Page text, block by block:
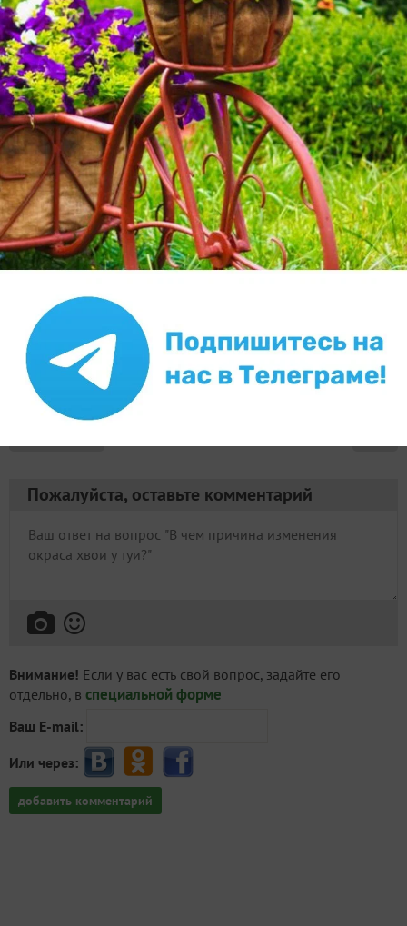
Пожалуйста, оставьте комментарий
Внимание! Если у вас есть свой вопрос, задайте его
отдельно, в специальной форме
Ваш E-mail:
Или через:
добавить комментарий